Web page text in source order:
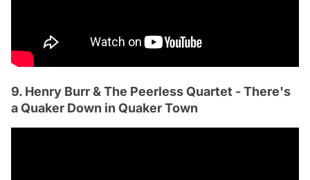
9. Henry Burr & The Peerless Quartet - There's
a Quaker Down in Quaker Town